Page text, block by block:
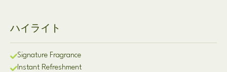
ハイライト
Signature Fragrance
Instant Refreshment